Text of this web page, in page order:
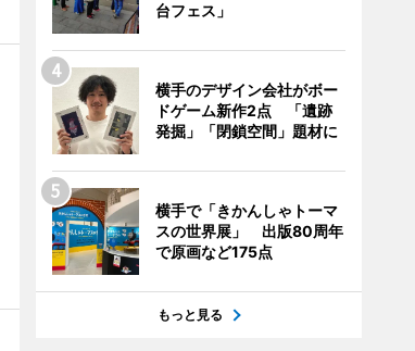
台フェス」
横手のデザイン会社がボー
ドゲーム新作2点 「遺跡
発掘」「閉鎖空間」題材に
横手で「きかんしゃトーマ
スの世界展」 出版80周年
で原画など175点
もっと見る